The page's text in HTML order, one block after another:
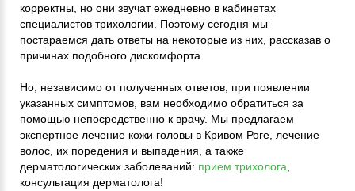
корректны, но они звучат ежедневно в кабинетах
специалистов трихологии. Поэтому сегодня мы
постараемся дать ответы на некоторые из них, рассказав о
причинах подобного дискомфорта.
Но, независимо от полученных ответов, при появлении
указанных симптомов, вам необходимо обратиться за
помощью непосредственно к врачу. Мы предлагаем
экспертное лечение кожи головы в Кривом Роге, лечение
волос, их поредения и выпадения, а также
дерматологических заболеваний: прием трихолога
консультация дерматолога!